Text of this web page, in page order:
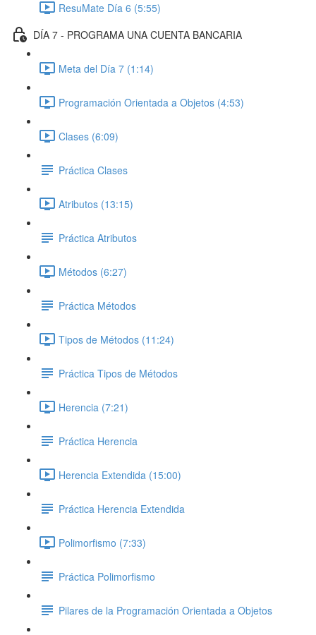
ResuMate Día 6 (5:55)
DÍA 7 - PROGRAMA UNA CUENTA BANCARIA
Meta del Día 7 (1:14)
Programación Orientada a Objetos (4:53)
Clases (6:09)
Práctica Clases
Atributos (13:15)
Práctica Atributos
Métodos (6:27)
Práctica Métodos
Tipos de Métodos (11:24)
Práctica Tipos de Métodos
Herencia (7:21)
Práctica Herencia
Herencia Extendida (15:00)
Práctica Herencia Extendida
Polimorfismo (7:33)
Práctica Polimorfismo
Pilares de la Programación Orientada a Objetos